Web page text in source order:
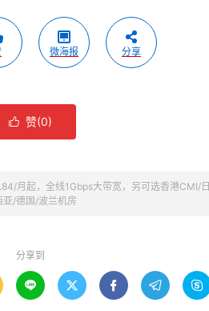
微海报 分享
 赞(0)
月起，全线1Gbps大带宽，另可选香港CMI/
亚/德国/波兰机房
分享到
    